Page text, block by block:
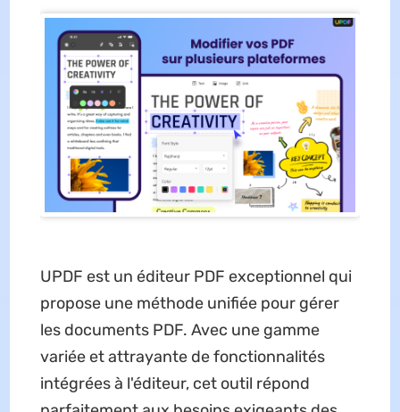
UPDF est un éditeur PDF exceptionnel qui
propose une méthode unifiée pour gérer
les documents PDF. Avec une gamme
variée et attrayante de fonctionnalités
intégrées à l'éditeur, cet outil répond